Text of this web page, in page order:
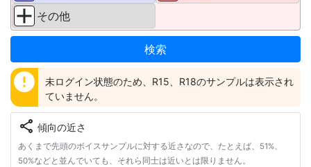
その他
error
未ログイン状態のため、R15、R18のサンプルは表示され
ていません。
share 傾向の近さ
あくまで先頭のボイスサンプルに対する近さなので、たとえば、51%、
50%などと並んでいても、それら同士は近いとは限りません。